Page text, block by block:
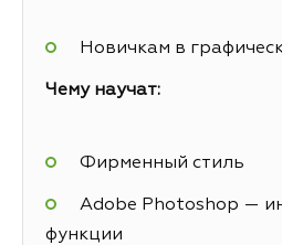
Новичкам в
Чему научат:
Фирменный стиль
Adobe Photoshop —
функции